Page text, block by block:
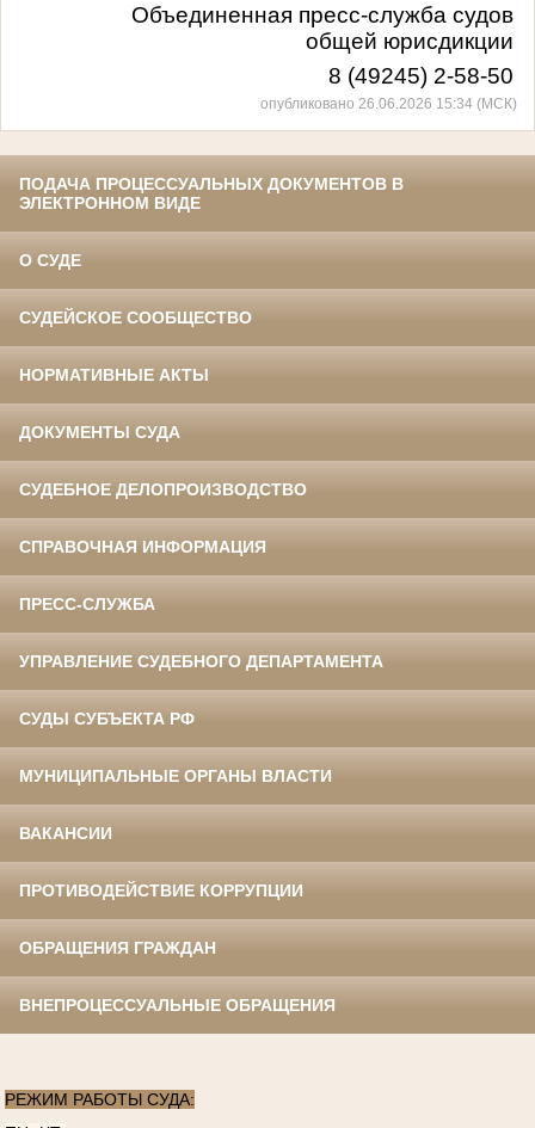
Объединенная пресс-служба судов
общей юрисдикции
8 (49245) 2-58-50
опубликовано 26.06.2026 15:34 (МСК)
ПОДАЧА ПРОЦЕССУАЛЬНЫХ ДОКУМЕНТОВ В
ЭЛЕКТРОННОМ ВИДЕ
О СУДЕ
СУДЕЙСКОЕ СООБЩЕСТВО
НОРМАТИВНЫЕ АКТЫ
ДОКУМЕНТЫ СУДА
СУДЕБНОЕ ДЕЛОПРОИЗВОДСТВО
СПРАВОЧНАЯ ИНФОРМАЦИЯ
ПРЕСС-СЛУЖБА
УПРАВЛЕНИЕ СУДЕБНОГО ДЕПАРТАМЕНТА
СУДЫ СУБЪЕКТА РФ
МУНИЦИПАЛЬНЫЕ ОРГАНЫ ВЛАСТИ
ВАКАНСИИ
ПРОТИВОДЕЙСТВИЕ КОРРУПЦИИ
ОБРАЩЕНИЯ ГРАЖДАН
ВНЕПРОЦЕССУАЛЬНЫЕ ОБРАЩЕНИЯ
РЕЖИМ РАБОТЫ СУДА: